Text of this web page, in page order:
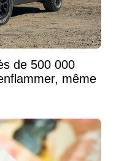
de 500 000
même